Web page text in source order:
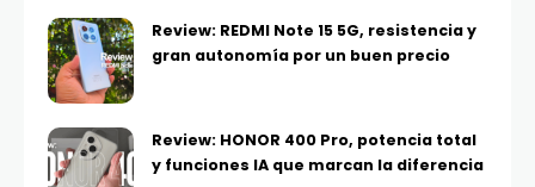
Review: REDMI Note 15 5G, resistencia y
gran autonomía por un buen precio
Review: HONOR 400 Pro, potencia total
y funciones IA que marcan la diferencia